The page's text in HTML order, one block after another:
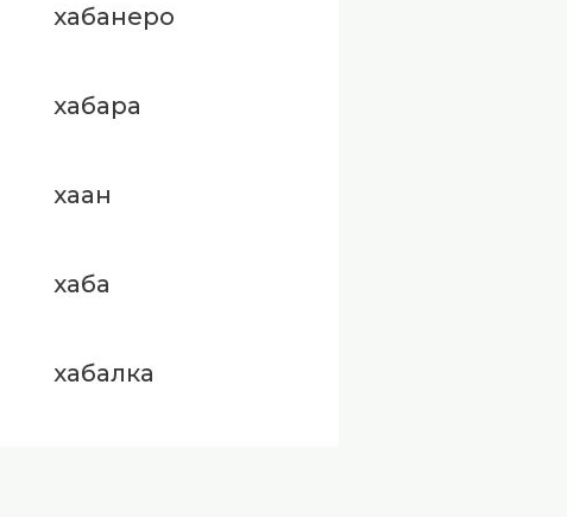
хабанеро
хабара
хаан
хаба
хабалка